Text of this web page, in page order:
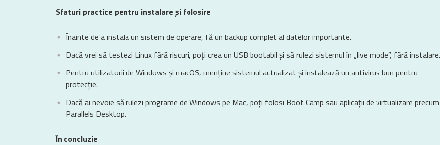
Sfaturi practice pentru instalare și folosire
Înainte de a instala un sistem de operare, fă un backup complet al datelor importante.
Dacă vrei să testezi Linux fără riscuri, poți crea un USB bootabil și să rulezi sistemul în „live mode”, fără instalare.
Pentru utilizatorii de Windows și macOS, menține sistemul actualizat și instalează un antivirus bun pentru
protecție.
Dacă ai nevoie să rulezi programe de Windows pe Mac, poți folosi Boot Camp sau aplicații de virtualizare precum
Parallels Desktop.
În concluzie